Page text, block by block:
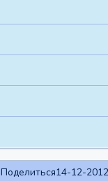
Поделиться14-12-